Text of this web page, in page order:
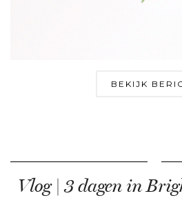
BEKIJK
Vlog | 3 dagen in